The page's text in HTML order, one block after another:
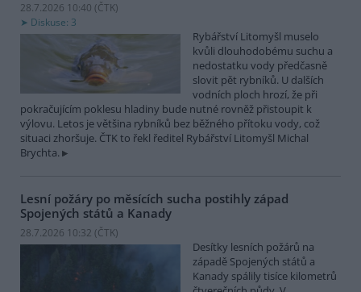
28.7.2026 10:40 (ČTK)
Diskuse: 3
Rybářství Litomyšl muselo
kvůli dlouhodobému suchu a
nedostatku vody předčasně
slovit pět rybníků. U dalších
vodních ploch hrozí, že při
pokračujícím poklesu hladiny bude nutné rovněž přistoupit k
výlovu. Letos je většina rybníků bez běžného přítoku vody, což
situaci zhoršuje. ČTK to řekl ředitel Rybářství Litomyšl Michal
Brychta.
Lesní požáry po měsících sucha postihly západ
Spojených států a Kanady
28.7.2026 10:32 (ČTK)
Desítky lesních požárů na
západě Spojených států a
Kanady spálily tisíce kilometrů